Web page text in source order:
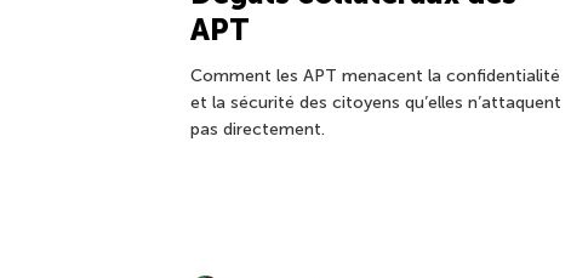
APT
Comment les APT menacent la confidentialité
et la sécurité des citoyens qu’elles n’attaquent
pas directement.